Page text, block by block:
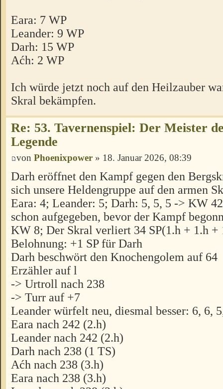
Eara: 7 WP
Leander: 9 WP
Darh: 15 WP
Aćh: 2 WP
Ich würde jetzt noch auf den Heilzauber
Skral bekämpfen.
Re: 53. Tavernenspiel: Der Meister
Legende
von Phoenixpower » 18. Januar 2026, 08:39
Darh eröffnet den Kampf gegen den
sich unsere Heldengruppe auf den armen
Eara: 4; Leander: 5; Darh: 5, 5, 5 -> KW
schon aufgegeben, bevor der Kampf
KW 8; Der Skral verliert 34 SP(1.h + 1.h +
Belohnung: +1 SP für Darh
Darh beschwört den Knochengolem auf 64
Erzähler auf l
-> Urtroll nach 238
-> Turr auf +7
Leander würfelt neu, diesmal besser: 6, 6,
Eara nach 242 (2.h)
Leander nach 242 (2.h)
Darh nach 238 (1 TS)
Aćh nach 238 (3.h)
Eara nach 238 (3.h)